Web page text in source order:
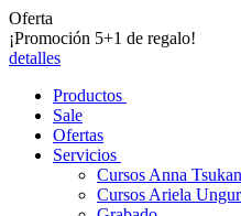
Oferta
¡Promoción 5+1 de regalo!
detalles
Productos
Sale
Ofertas
Servicios
Cursos Anna
Cursos Ariela